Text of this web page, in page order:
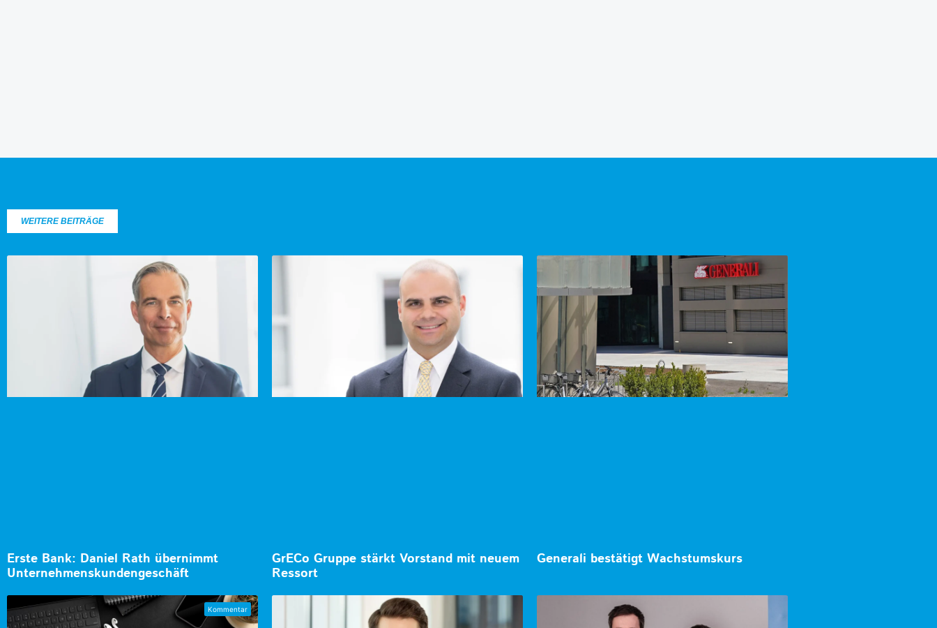
WEITERE BEITRÄGE
Erste Bank: Daniel Rath übernimmt
Unternehmenskundengeschäft
GrECo Gruppe stärkt Vorstand mit neuem
Ressort
Generali bestätigt Wachstumskurs